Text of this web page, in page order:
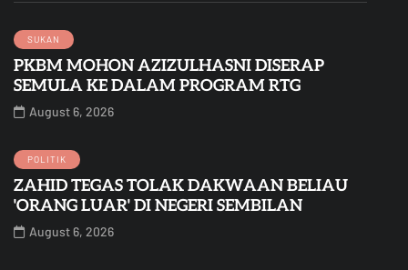
SUKAN
PKBM MOHON AZIZULHASNI DISERAP
SEMULA KE DALAM PROGRAM RTG
August 6, 2026
POLITIK
ZAHID TEGAS TOLAK DAKWAAN BELIAU
'ORANG LUAR' DI NEGERI SEMBILAN
August 6, 2026